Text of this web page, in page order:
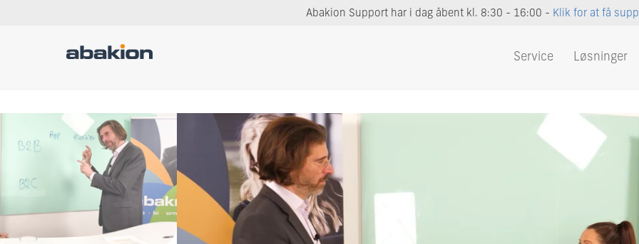
Abakion Support har i dag åbent kl. 8:30 - 16:00 - Klik for at få
Service Løsninger